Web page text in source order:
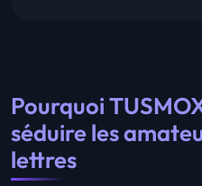
Pourquoi
séduire les
lettres